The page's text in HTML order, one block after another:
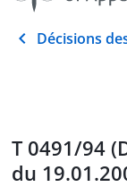
Décisions
T 0491/94
du